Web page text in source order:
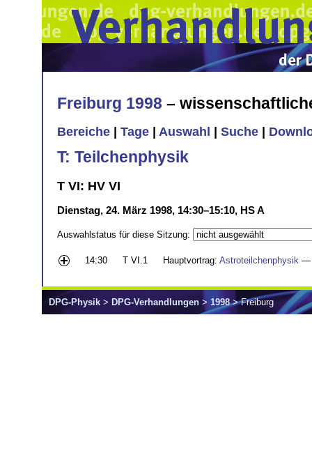
Freiburg 1998 –
Bereiche Tage Auswahl Suche
T: Teilchenphysik
T VI: HV VI
Dienstag, 24. März 1998, 14:30–15:10, HS A
Auswahlstatus für diese Sitzung:
14:30 T VI.1 Hauptvortrag: Astroteilchenphysik —
DPG-Physik > DPG-Verhandlungen > 1998> Freiburg